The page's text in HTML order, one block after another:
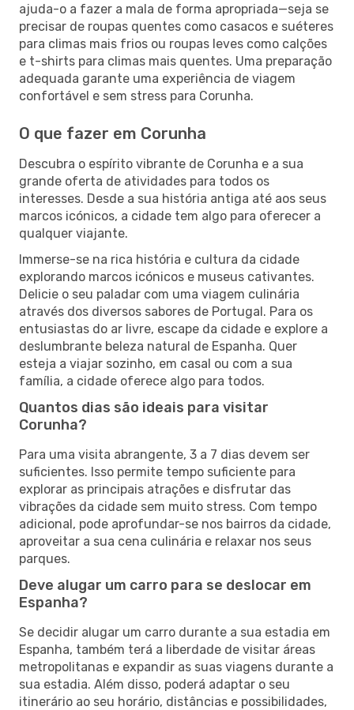
ajuda-o a fazer a mala de forma apropriada—seja se
precisar de roupas quentes como casacos e suéteres
para climas mais frios ou roupas leves como calções
e t-shirts para climas mais quentes. Uma preparação
adequada garante uma experiência de viagem
confortável e sem stress para Corunha.
O que fazer em Corunha
Descubra o espírito vibrante de Corunha e a sua
grande oferta de atividades para todos os
interesses. Desde a sua história antiga até aos seus
marcos icónicos, a cidade tem algo para oferecer a
qualquer viajante.
Immerse-se na rica história e cultura da cidade
explorando marcos icónicos e museus cativantes.
Delicie o seu paladar com uma viagem culinária
através dos diversos sabores de Portugal. Para os
entusiastas do ar livre, escape da cidade e explore a
deslumbrante beleza natural de Espanha. Quer
esteja a viajar sozinho, em casal ou com a sua
família, a cidade oferece algo para todos.
Quantos dias são ideais para visitar
Corunha?
Para uma visita abrangente, 3 a 7 dias devem ser
suficientes. Isso permite tempo suficiente para
explorar as principais atrações e disfrutar das
vibrações da cidade sem muito stress. Com tempo
adicional, pode aprofundar-se nos bairros da cidade,
aproveitar a sua cena culinária e relaxar nos seus
parques.
Deve alugar um carro para se deslocar em
Espanha?
Se decidir alugar um carro durante a sua estadia em
Espanha, também terá a liberdade de visitar áreas
metropolitanas e expandir as suas viagens durante a
sua estadia. Além disso, poderá adaptar o seu
itinerário ao seu horário, distâncias e possibilidades,